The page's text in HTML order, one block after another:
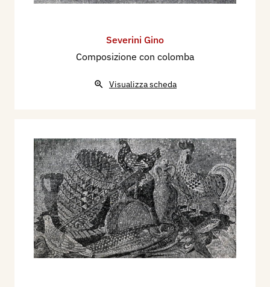
Severini Gino
Composizione con colomba
Visualizza scheda